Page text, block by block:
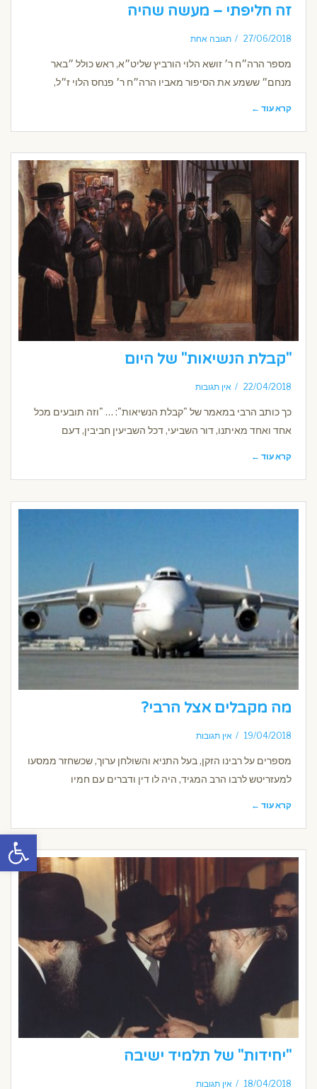
פתח
זה חליפתי – מעשה שהיה
27/06/2018 תגובה אחת
מספר הרה״ח ר׳ זושא הלוי הורביץ שליט״א, ראש כולל ״באר
מנחם״ ששמע את הסיפור מאביו הרה״ח ר׳ פנחס הלוי ז״ל,
קרא עוד ←
"קבלת הנשיאות" של היום
22/04/2018 אין תגובות
כך כותב הרבי במאמר של "קבלת הנשיאות": … "וזה תובעים מכל
אחד ואחד מאיתנו, דור השביעי, דכל השביעין חביבין, דעם
קרא עוד ←
מה מקבלים אצל הרבי?
19/04/2018 אין תגובות
מספרים על רבינו הזקן, בעל התניא והשולחן ערוך, שכשחזר ממסעו
למעזריטש לרבו הרב המגיד, היה לו דין ודברים עם חמיו
קרא עוד ←
"יחידות" של תלמיד ישיבה
18/04/2018 אין תגובות